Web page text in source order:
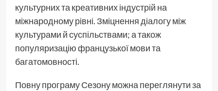
культурних та креативних індустрій на
міжнародному рівні. Зміцнення діалогу між
культурами й суспільствами; а також
популяризацію французької мови та
багатомовності.
Повну програму Сезону можна переглянути за